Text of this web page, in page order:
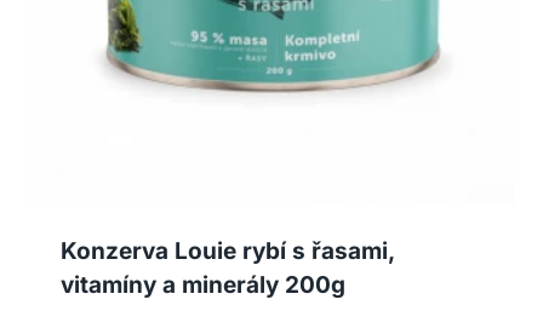
Konzerva Louie rybí s řasami,
vitamíny a minerály 200g